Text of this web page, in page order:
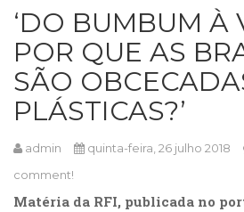
Culinária,
Alimentação
(14)
Economia,
Negócios
(31)
Educação
Educação
Especial
‘DO BUMBUM À
POR QUE AS
SÃO
PLÁSTICAS?’
admin quinta-feira, 26 julho 2018
comment!
Matéria da RFI, publicada no